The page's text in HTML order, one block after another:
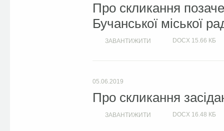
Про скликання
Бучанської міської
ЗАВАНТИЖИТИ DOCX 15.66 КБ
05.06.2019
Про скликання
ЗАВАНТИЖИТИ DOCX 16.48 КБ